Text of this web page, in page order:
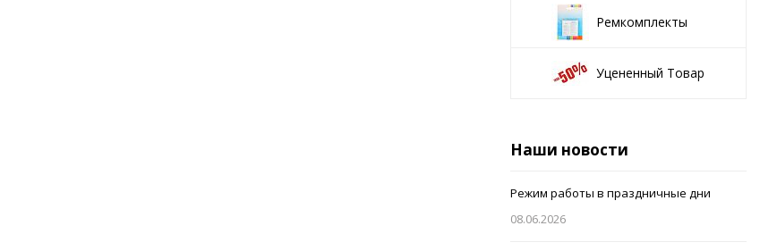
Ремкомплекты
Уцененный Товар
Наши новости
Режим работы в праздничные дни
08.06.2026